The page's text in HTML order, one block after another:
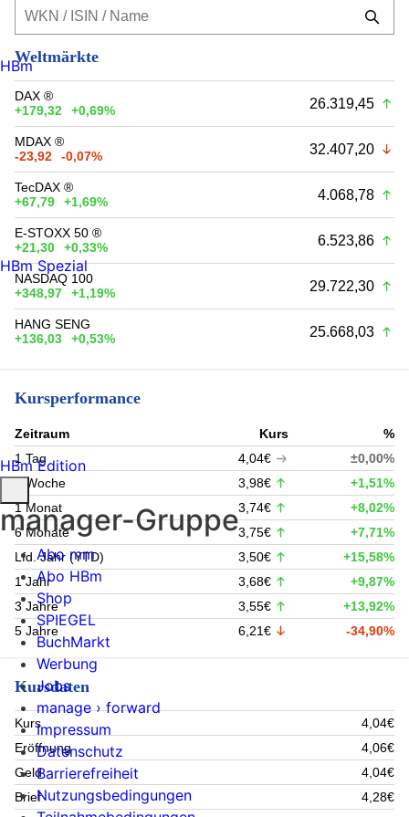
Weltmärkte
DAX ®
+179,32
+0,69% 26.319,45
MDAX ®
-23,92
-0,07% 32.407,20
TecDAX ®
+67,79
+1,69% 4.068,78
E-STOXX 50 ®
+21,30
+0,33% 6.523,86
NASDAQ 100
+348,97
+1,19% 29.722,30
HANG SENG
+136,03
+0,53% 25.668,03
Kursperformance
Zeitraum Kurs
%
1 Tag
4,04€
±0,00%
1 Woche
3,98€
+1,51%
1 Monat
3,74€
+8,02%
6 Monate
3,75€
+7,71%
Lfd. Jahr (YTD)
3,50€
+15,58%
1 Jahr
3,68€
+9,87%
3 Jahre
3,55€
+13,92%
5 Jahre
6,21€ -34,90%
Kursdaten
Kurs
4,04€
Eröffnung
4,06€
Geld
4,04€
Brief
4,28€
HBm
HBm Spezial
HBm Edition
manager-Gruppe
Abo mm
Abo HBm
Shop
SPIEGEL
BuchMarkt
Werbung
Jobs
manage › forward
Impressum
Datenschutz
Barrierefreiheit
Nutzungsbedingungen